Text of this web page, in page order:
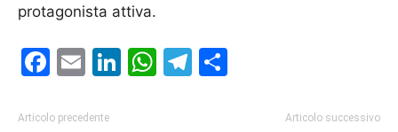
protagonista attiva.
Facebook
EmailLinkedIn
WhatsApp
Telegram
Articolo precedente Articolo successivo